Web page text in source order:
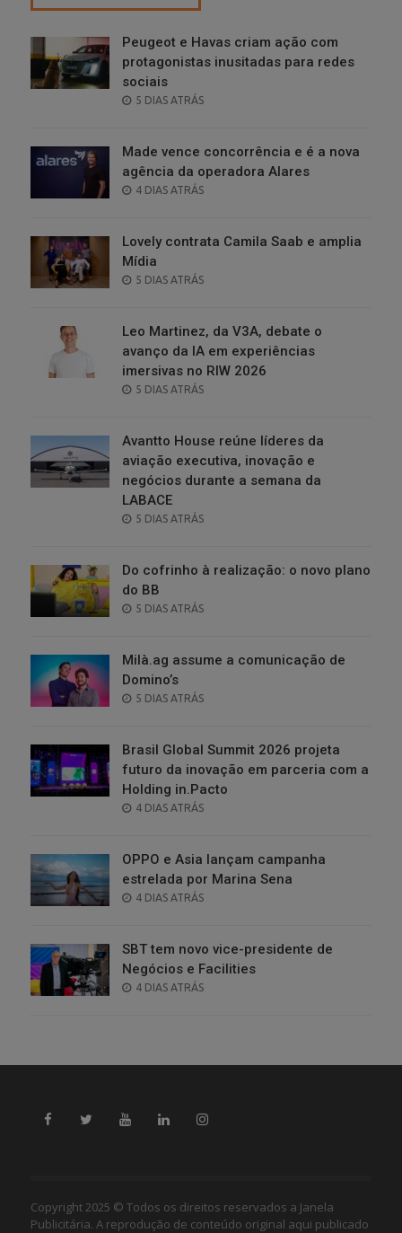
Peugeot e Havas criam ação com
protagonistas inusitadas para redes
sociais
POSTED
5 DIAS ATRÁS
Made vence concorrência e é a nova
agência da operadora Alares
POSTED
4 DIAS ATRÁS
Lovely contrata Camila Saab e amplia
Mídia
POSTED
5 DIAS ATRÁS
Leo Martinez, da V3A, debate o
avanço da IA em experiências
imersivas no RIW 2026
POSTED
5 DIAS ATRÁS
Avantto House reúne líderes da
aviação executiva, inovação e
negócios durante a semana da
LABACE
POSTED
5 DIAS ATRÁS
Do cofrinho à realização: o novo plano
do BB
POSTED
5 DIAS ATRÁS
Milà.ag assume a comunicação de
Domino’s
POSTED
5 DIAS ATRÁS
Brasil Global Summit 2026 projeta
futuro da inovação em parceria com a
Holding in.Pacto
POSTED
4 DIAS ATRÁS
OPPO e Asia lançam campanha
estrelada por Marina Sena
POSTED
4 DIAS ATRÁS
SBT tem novo vice-presidente de
Negócios e Facilities
POSTED
4 DIAS ATRÁS
Copyright 2025 © Todos os direitos reservados a Janela
Publicitária. A reprodução de conteúdo original aqui publicado